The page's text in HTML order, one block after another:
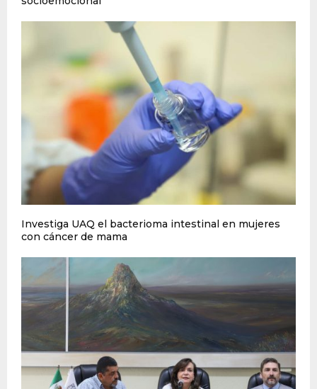
Investiga UAQ el bacterioma intestinal en mujeres
con cáncer de mama